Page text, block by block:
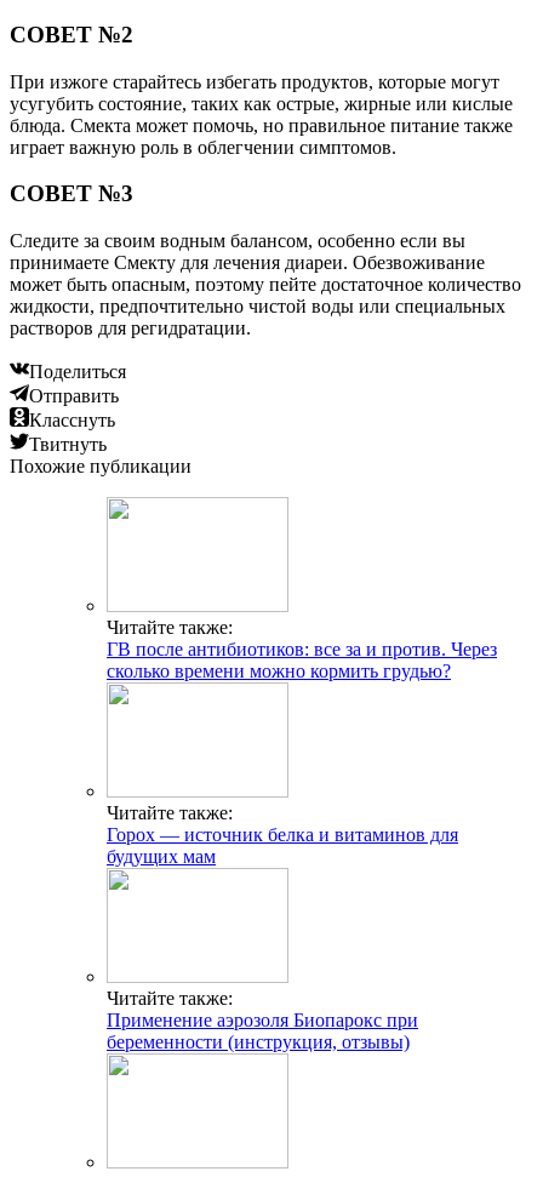
СОВЕТ №2
При изжоге старайтесь избегать продуктов, которые могут
усугубить состояние, таких как острые, жирные или кислые
блюда. Смекта может помочь, но правильное питание также
играет важную роль в облегчении симптомов.
СОВЕТ №3
Следите за своим водным балансом, особенно если вы
принимаете Смекту для лечения диареи. Обезвоживание
может быть опасным, поэтому пейте достаточное количество
жидкости, предпочтительно чистой воды или специальных
растворов для регидратации.
Поделиться
Отправить
Класснуть
Твитнуть
Похожие публикации
Читайте также:
ГВ после антибиотиков: все за и против. Через
сколько времени можно кормить грудью?
Читайте также:
Горох — источник белка и витаминов для
будущих мам
Читайте также:
Применение аэрозоля Биопарокс при
беременности (инструкция, отзывы)